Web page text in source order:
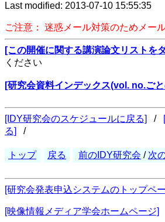
Last modified: 2013-07-10 15:55:35
ご注意： 迷惑メール対策のためメー
[この開催に関する講演論文リストを
ください
[研究会資料インデックス(vol. no.ご
[IDY研究会のスケジュールに戻る] /
る]
/
トップ 戻る 前のIDY研究会 / 次
[研究会発表申込システムのトップペ
[映像情報メディア学会ホームページ]